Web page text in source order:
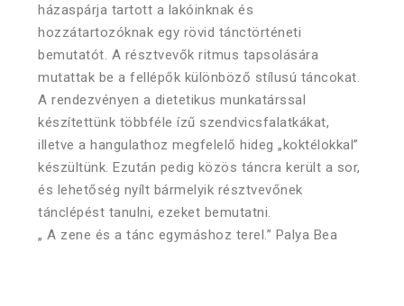
házaspárja tartott a lakóinknak és
hozzátartozóknak egy rövid tánctörténeti
bemutatót. A résztvevők ritmus tapsolására
mutattak be a fellépők különböző stílusú táncokat.
A rendezvényen a dietetikus munkatárssal
készítettünk többféle ízű szendvicsfalatkákat,
illetve a hangulathoz megfelelő hideg „koktélokkal”
készültünk. Ezután pedig közös táncra került a sor,
és lehetőség nyílt bármelyik résztvevőnek
tánclépést tanulni, ezeket bemutatni.
„ A zene és a tánc egymáshoz terel.” Palya Bea